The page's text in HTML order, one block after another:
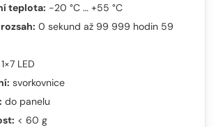
teplota: -20 °C … +55 °C
0 sekund až 99 999 hodin 59
1×7 LED
svorkovnice
do panelu
< 60 g